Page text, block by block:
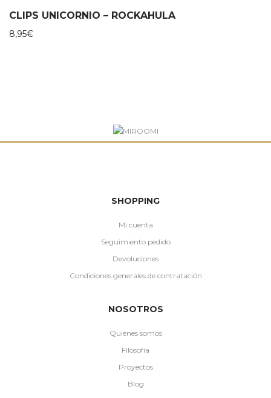
CLIPS UNICORNIO – ROCKAHULA
8,95€
SHOPPING
Mi cuenta
Seguimiento pedido
Devoluciones
Condiciones generales de contratación
NOSOTROS
Quiénes somos
Filosofía
Proyectos
Blog